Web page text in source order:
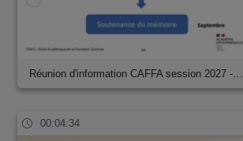
Réunion d'information CAFFA session 2027 -…
00:04:34